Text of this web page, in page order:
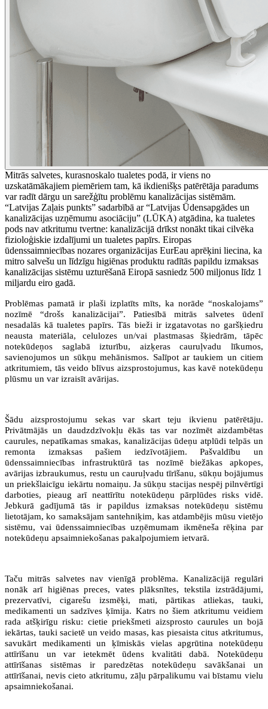
Mitrās salvetes, kurasnoskalo tualetes podā, ir viens no
uzskatāmākajiem piemēriem tam, kā ikdienišķs patērētāja paradums
var radīt dārgu un sarežģītu problēmu kanalizācijas sistēmām.
“Latvijas Zaļais punkts” sadarbībā ar “Latvijas Ūdensapgādes un
kanalizācijas uzņēmumu asociāciju” (LŪKA) atgādina, ka tualetes
pods nav atkritumu tvertne: kanalizācijā drīkst nonākt tikai cilvēka
fizioloģiskie izdalījumi un tualetes papīrs. Eiropas
ūdenssaimniecības nozares organizācijas EurEau aprēķini liecina, ka
mitro salvešu un līdzīgu higiēnas produktu radītās papildu izmaksas
kanalizācijas sistēmu uzturēšanā Eiropā sasniedz 500 miljonus līdz 1
miljardu eiro gadā.
Problēmas pamatā ir plaši izplatīts mīts, ka norāde “noskalojams”
nozīmē “drošs kanalizācijai”. Patiesībā mitrās salvetes ūdenī
nesadalās kā tualetes papīrs. Tās bieži ir izgatavotas no garšķiedru
neausta materiāla, celulozes un/vai plastmasas šķiedrām, tāpēc
notekūdeņos saglabā izturību, aizķeras cauruļvadu līkumos,
savienojumos un sūkņu mehānismos. Salīpot ar taukiem un citiem
atkritumiem, tās veido blīvus aizsprostojumus, kas kavē notekūdeņu
plūsmu un var izraisīt avārijas.
Šādu aizsprostojumu sekas var skart teju ikvienu patērētāju.
Privātmājās un daudzdzīvokļu ēkās tas var nozīmēt aizdambētas
caurules, nepatīkamas smakas, kanalizācijas ūdeņu atplūdi telpās un
remonta izmaksas pašiem iedzīvotājiem. Pašvaldību un
ūdenssaimniecības infrastruktūrā tas nozīmē biežākas apkopes,
avārijas izbraukumus, restu un cauruļvadu tīrīšanu, sūkņu bojājumus
un priekšlaicīgu iekārtu nomaiņu. Ja sūkņu stacijas nespēj pilnvērtīgi
darboties, pieaug arī neattīrītu notekūdeņu pārplūdes risks vidē.
Jebkurā gadījumā tās ir papildus izmaksas notekūdeņu sistēmu
lietotājam, ko samaksājam santehniķim, kas atdambējis mūsu vietējo
sistēmu, vai ūdenssaimniecības uzņēmumam ikmēneša rēķina par
notekūdeņu apsaimniekošanas pakalpojumiem ietvarā.
Taču mitrās salvetes nav vienīgā problēma. Kanalizācijā regulāri
nonāk arī higiēnas preces, vates plāksnītes, tekstila izstrādājumi,
prezervatīvi, cigarešu izsmēķi, mati, pārtikas atliekas, tauki,
medikamenti un sadzīves ķīmija. Katrs no šiem atkritumu veidiem
rada atšķirīgu risku: cietie priekšmeti aizsprosto caurules un bojā
iekārtas, tauki sacietē un veido masas, kas piesaista citus atkritumus,
savukārt medikamenti un ķīmiskās vielas apgrūtina notekūdeņu
attīrīšanu un var ietekmēt ūdens kvalitāti dabā. Notekūdeņu
attīrīšanas sistēmas ir paredzētas notekūdeņu savākšanai un
attīrīšanai, nevis cieto atkritumu, zāļu pārpalikumu vai bīstamu vielu
apsaimniekošanai.